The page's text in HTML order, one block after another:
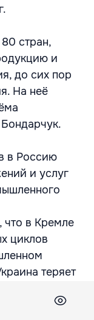
стран,
и
до сих пор
На неё
в Россию
и услуг
что в Кремле
циклов
теряет